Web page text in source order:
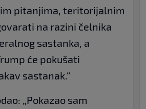
pitanjima, teritorijalnim
na razini čelnika
sastanka, a
će pokušati
sastanak.“
„Pokazao sam